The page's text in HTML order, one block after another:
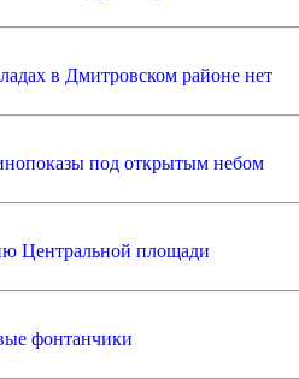
в Дмитровском районе нет
под открытым небом
Центральной площади
фонтанчики